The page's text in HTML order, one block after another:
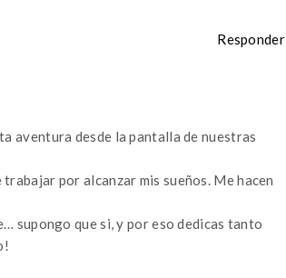
aventura desde la pantalla de nuestras
por alcanzar mis sueños. Me hacen
supongo que si, y por eso dedicas tanto
Responder